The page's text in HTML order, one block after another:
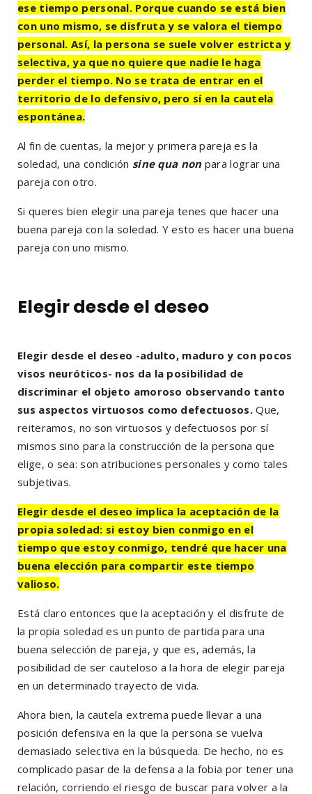
ese tiempo personal. Porque cuando se está bien
con uno mismo, se disfruta y se valora el tiempo
personal. Así, la persona se suele volver estricta y
selectiva, ya que no quiere que nadie le haga
perder el tiempo. No se trata de entrar en el
territorio de lo defensivo, pero sí en la cautela
espontánea.
Al fin de cuentas, la mejor y primera pareja es la
soledad, una condición sine qua nonpara lograr una
pareja con otro.
Si queres bien elegir una pareja tenes que hacer una
buena pareja con la soledad. Y esto es hacer una buena
pareja con uno mismo.
Elegir desde el deseo
Elegir desde el deseo -adulto, maduro y con pocos
visos neuróticos- nos da la posibilidad de
discriminar el objeto amoroso observando tanto
sus aspectos virtuosos como defectuosos. Que,
reiteramos, no son virtuosos y defectuosos por sí
mismos sino para la construcción de la persona que
elige, o sea: son atribuciones personales y como tales
subjetivas.
Elegir desde el deseo implica la aceptación de la
propia soledad: si estoy bien conmigo en el
tiempo que estoy conmigo, tendré que hacer una
buena elección para compartir este tiempo
valioso.
Está claro entonces que la aceptación y el disfrute de
la propia soledad es un punto de partida para una
buena selección de pareja, y que es, además, la
posibilidad de ser cauteloso a la hora de elegir pareja
en un determinado trayecto de vida.
Ahora bien, la cautela extrema puede llevar a una
posición defensiva en la que la persona se vuelva
demasiado selectiva en la búsqueda. De hecho, no es
complicado pasar de la defensa a la fobia por tener una
relación, corriendo el riesgo de buscar para volver a la